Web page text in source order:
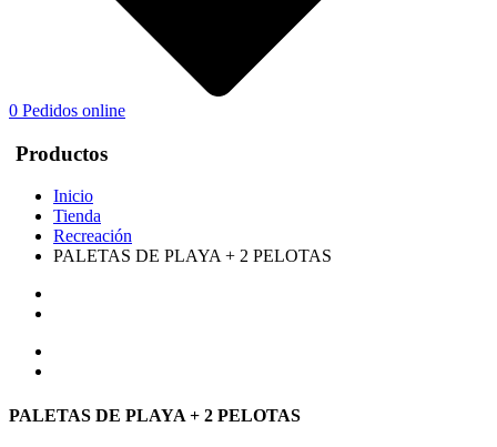
0 Pedidos online
Productos
Inicio
Tienda
Recreación
PALETAS DE PLAYA + 2 PELOTAS
PALETAS DE PLAYA + 2 PELOTAS